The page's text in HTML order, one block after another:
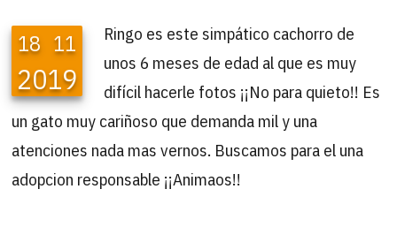
18 11
2019
Ringo es este simpático cachorro de
unos 6 meses de edad al que es muy
difícil hacerle fotos ¡¡No para quieto!! Es
un gato muy cariñoso que demanda mil y una
atenciones nada mas vernos. Buscamos para el una
adopcion responsable ¡¡Animaos!!